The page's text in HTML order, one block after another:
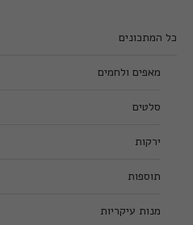
כל המתכונים
מאפים ולחמים
סלטים
ירקות
תוספות
מנות עיקריות